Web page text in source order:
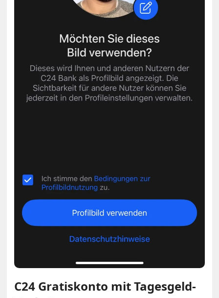
C24 Gratiskonto mit Tagesgeld-